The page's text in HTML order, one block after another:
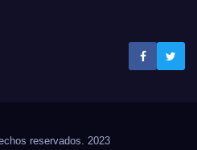
reservados. 2023